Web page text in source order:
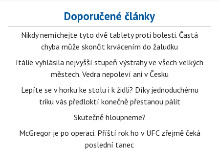
Doporučené články
Nikdy nemíchejte tyto dvě tablety proti bolesti. Častá
chyba může skončit krvácením do žaludku
Itálie vyhlásila nejvyšší stupeň výstrahy ve všech velkých
městech. Vedra nepoleví ani v Česku
Lepíte se v horku ke stolu i k židli? Díky jednoduchému
triku vás předloktí konečně přestanou pálit
Skutečně hloupneme?
McGregor je po operaci. Příští rok ho v UFC zřejmě čeká
poslední tanec